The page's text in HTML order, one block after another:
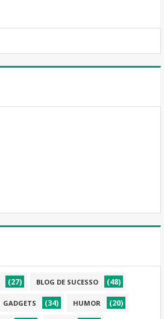
(27) BLOG DE SUCESSO (48)
GADGETS (34) HUMOR (20)